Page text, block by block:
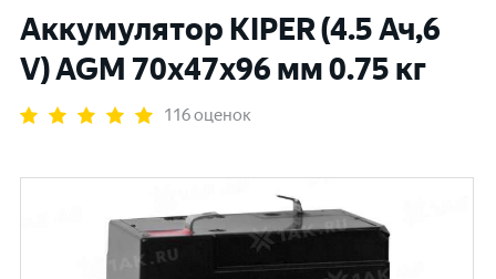
Аккумулятор KIPER (4.5 Ач,6
V) AGM 70x47x96 мм 0.75 кг
116 оценок